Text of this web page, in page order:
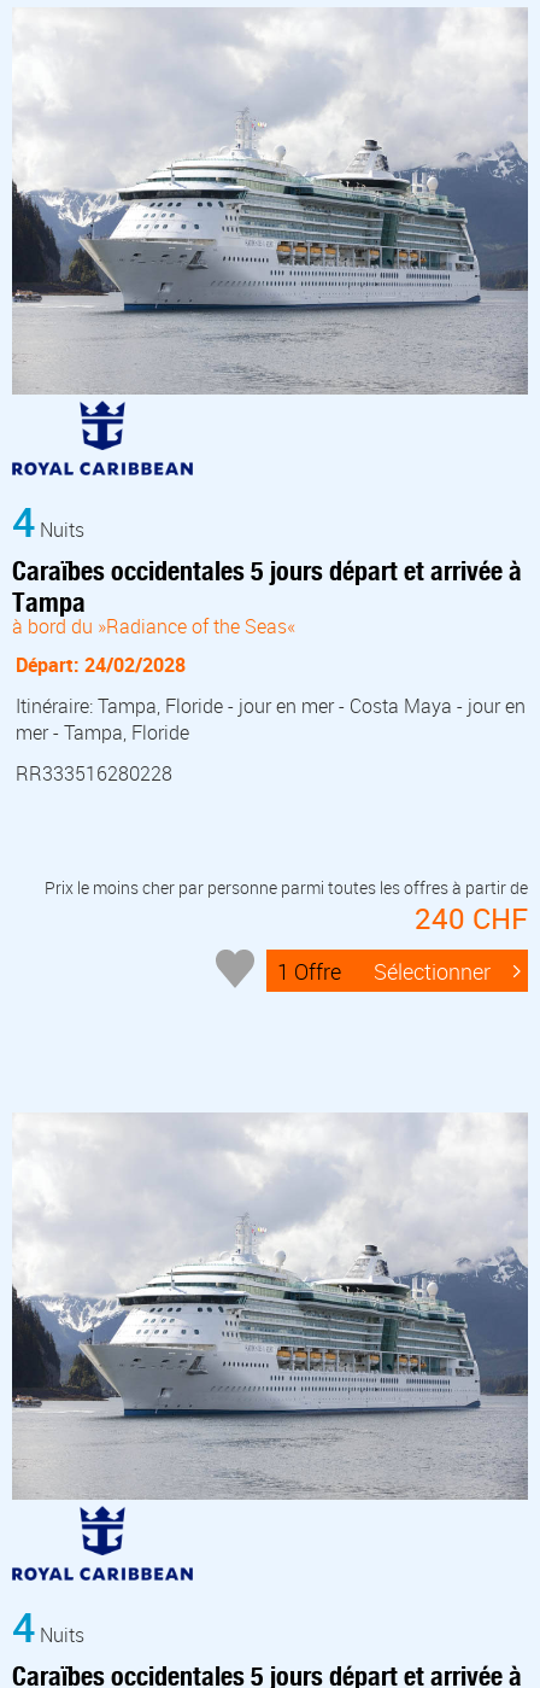
4 Nuits
Caraïbes occidentales 5 jours départ et arrivée à
Tampa
à bord du »Radiance of the Seas«
Départ: 24/02/2028
Itinéraire: Tampa, Floride - jour en mer - Costa Maya - jour en
mer - Tampa, Floride
RR333516280228
Prix le moins cher par personne parmi toutes les offres à partir de
240 CHF
1 Offre Sélectionner
4 Nuits
Caraïbes occidentales 5 jours départ et arrivée à